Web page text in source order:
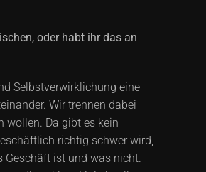
oder habt ihr das an
Selbstverwirklichung eine
Wir trennen dabei
wollen. Da gibt es kein
richtig schwer wird,
Geschäft ist und was nicht.